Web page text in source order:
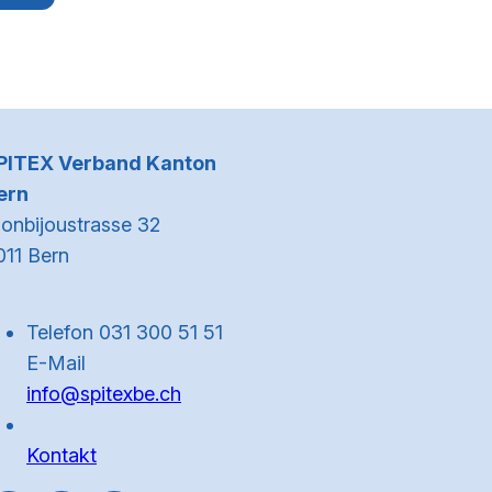
Verband Kanton
32
Bern
Telefon 031 300 51 51
E-Mail
info@spitexbe.ch
Kontakt